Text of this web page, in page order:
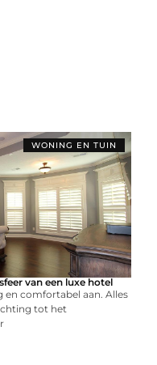
WONING EN TUIN
van een luxe hotel
en comfortabel aan. Alles
tot het